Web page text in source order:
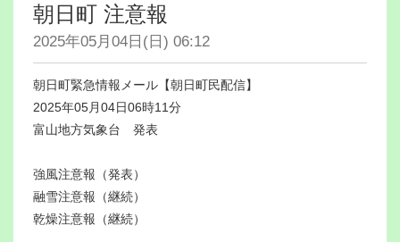
朝日町 注意報
2025年05月04日(日) 06:12
朝日町緊急情報メール【朝日町民配信】
2025年05月04日06時11分
富山地方気象台 発表
強風注意報（発表）
融雪注意報（継続）
乾燥注意報（継続）